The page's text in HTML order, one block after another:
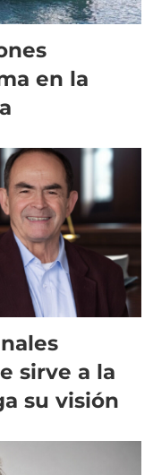
en la
sirve a la
su visión